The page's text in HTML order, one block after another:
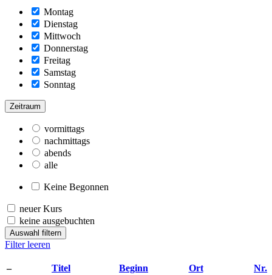
Montag
Dienstag
Mittwoch
Donnerstag
Freitag
Samstag
Sonntag
Zeitraum
vormittags
nachmittags
abends
alle
Keine Begonnen
neuer Kurs
keine ausgebuchten
Auswahl filtern
Filter leeren
– Titel Beginn Ort
Nr.